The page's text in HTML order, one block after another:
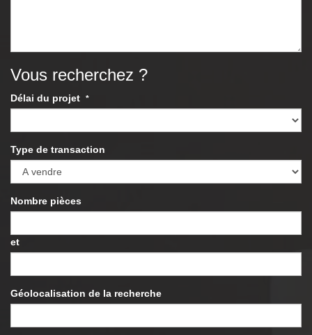
Vous recherchez ?
Délai du projet *
Type de transaction
Nombre pièces
et
Géolocalisation de la recherche